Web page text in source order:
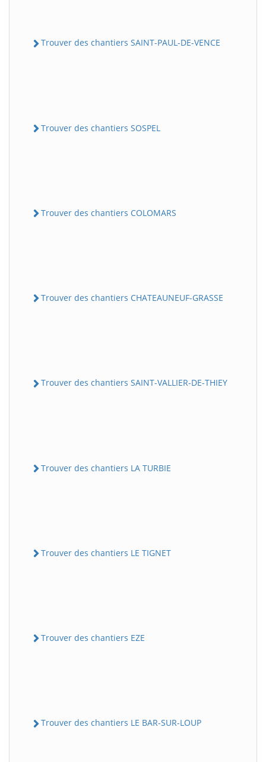
Trouver des chantiers SAINT-PAUL-DE-VENCE
Trouver des chantiers SOSPEL
Trouver des chantiers COLOMARS
Trouver des chantiers CHATEAUNEUF-GRASSE
Trouver des chantiers SAINT-VALLIER-DE-THIEY
Trouver des chantiers LA TURBIE
Trouver des chantiers LE TIGNET
Trouver des chantiers EZE
Trouver des chantiers LE BAR-SUR-LOUP